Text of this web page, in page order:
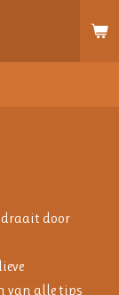
draait door
van alle tips